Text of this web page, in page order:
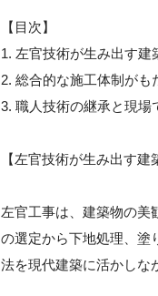
【目次】
1. 左官技術が生み出す建
2. 総合的な施工体制がも
3. 職人技術の継承と現場
【左官技術が生み出す建
左官工事は、建築物の美
の選定から下地処理、塗
法を現代建築に活かしな